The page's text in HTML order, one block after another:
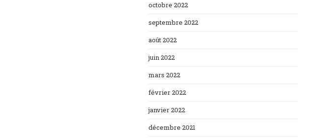
octobre 2022
septembre 2022
août 2022
juin 2022
mars 2022
février 2022
janvier 2022
décembre 2021